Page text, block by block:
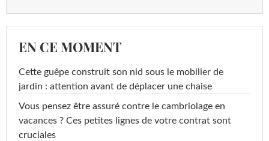
EN CE MOMENT
Cette guêpe construit son nid sous le mobilier de
jardin : attention avant de déplacer une chaise
Vous pensez être assuré contre le cambriolage en
vacances ? Ces petites lignes de votre contrat sont
cruciales